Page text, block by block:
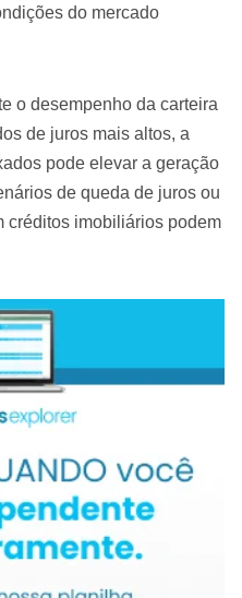
do mercado
o desempenho da carteira
de juros mais altos, a
pode elevar a geração
de queda de juros ou
créditos imobiliários podem